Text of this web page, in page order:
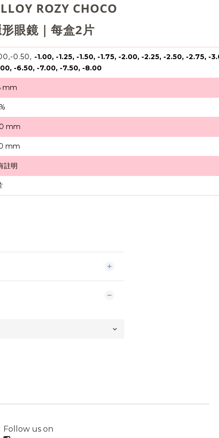
ROZY CHOCO
眼鏡｜每盒2片
0.50, -1.00, -1.25, -1.50, -1.75, -2.00, -2.25, -2.50, -2.75,
-6.50, -7.00, -7.50, -8.00
mm
mm
mm
註明
Follow us on